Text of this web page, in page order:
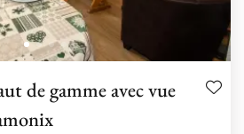
de gamme avec vue